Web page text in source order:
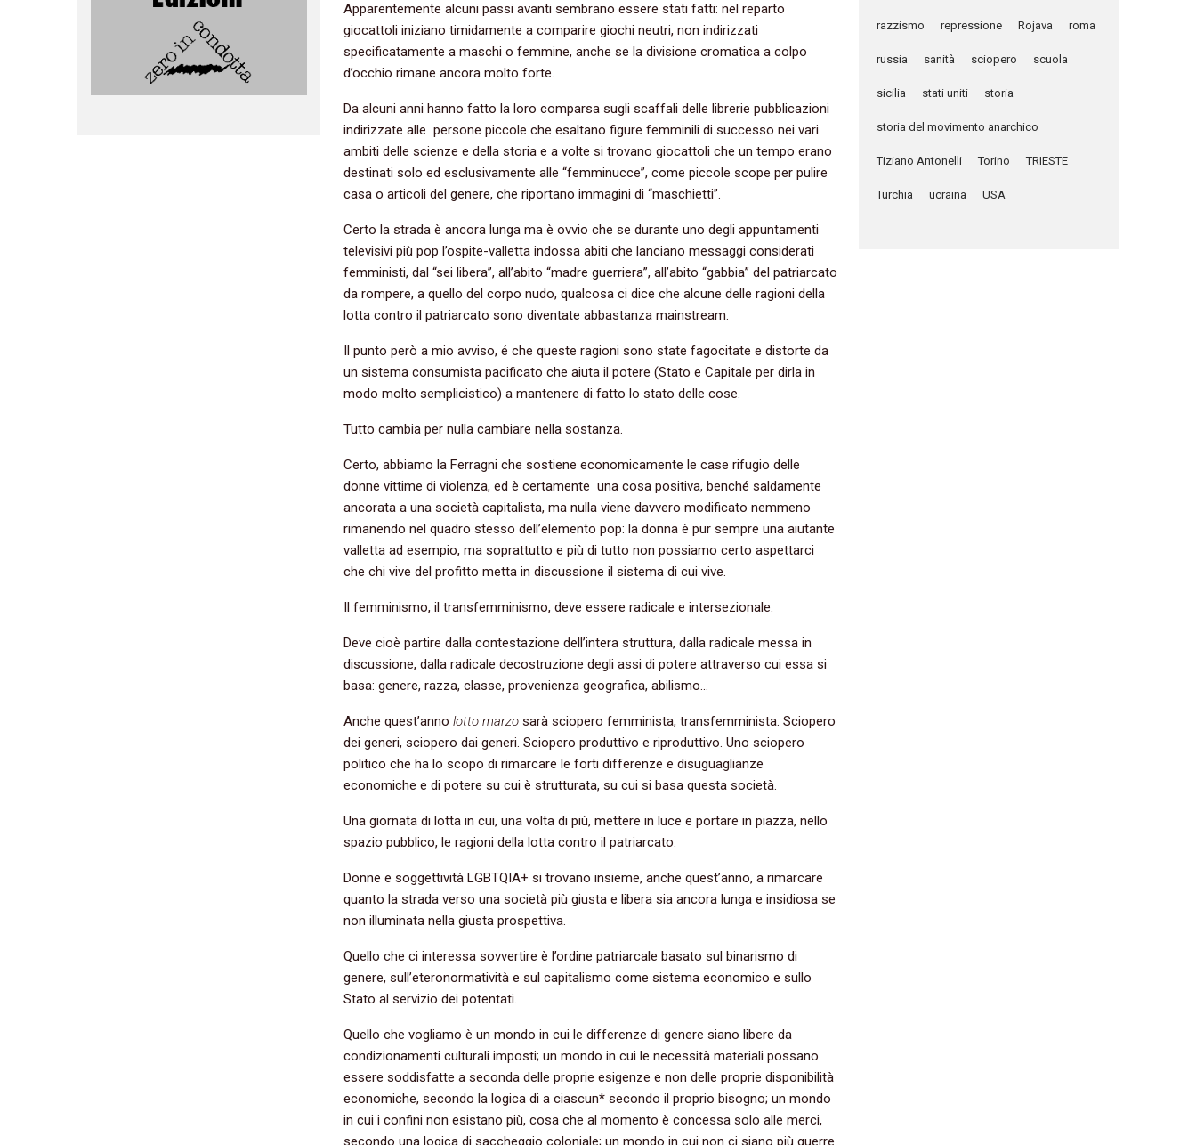
Apparentemente alcuni passi avanti sembrano essere stati fatti: nel reparto
giocattoli iniziano timidamente a comparire giochi neutri, non indirizzati
specificatamente a maschi o femmine, anche se la divisione cromatica a colpo
d’occhio rimane ancora molto forte.
Da alcuni anni hanno fatto la loro comparsa sugli scaffali delle librerie pubblicazioni
indirizzate alle persone piccole che esaltano figure femminili di successo nei vari
ambiti delle scienze e della storia e a volte si trovano giocattoli che un tempo erano
destinati solo ed esclusivamente alle “femminucce”, come piccole scope per pulire
casa o articoli del genere, che riportano immagini di “maschietti”.
Certo la strada è ancora lunga ma è ovvio che se durante uno degli appuntamenti
televisivi più pop l’ospite-valletta indossa abiti che lanciano messaggi considerati
femministi, dal “sei libera”, all’abito “madre guerriera”, all’abito “gabbia” del patriarcato
da rompere, a quello del corpo nudo, qualcosa ci dice che alcune delle ragioni della
lotta contro il patriarcato sono diventate abbastanza mainstream.
Il punto però a mio avviso, é che queste ragioni sono state fagocitate e distorte da
un sistema consumista pacificato che aiuta il potere (Stato e Capitale per dirla in
modo molto semplicistico) a mantenere di fatto lo stato delle cose.
Tutto cambia per nulla cambiare nella sostanza.
Certo, abbiamo la Ferragni che sostiene economicamente le case rifugio delle
donne vittime di violenza, ed è certamente una cosa positiva, benché saldamente
ancorata a una società capitalista, ma nulla viene davvero modificato nemmeno
rimanendo nel quadro stesso dell’elemento pop: la donna è pur sempre una aiutante
valletta ad esempio, ma soprattutto e più di tutto non possiamo certo aspettarci
che chi vive del profitto metta in discussione il sistema di cui vive.
Il femminismo, il transfemminismo, deve essere radicale e intersezionale.
Deve cioè partire dalla contestazione dell’intera struttura, dalla radicale messa in
discussione, dalla radicale decostruzione degli assi di potere attraverso cui essa si
basa: genere, razza, classe, provenienza geografica, abilismo…
Anche quest’anno lotto marzosarà sciopero femminista, transfemminista. Sciopero
dei generi, sciopero dai generi. Sciopero produttivo e riproduttivo. Uno sciopero
politico che ha lo scopo di rimarcare le forti differenze e disuguaglianze
economiche e di potere su cui è strutturata, su cui si basa questa società.
Una giornata di lotta in cui, una volta di più, mettere in luce e portare in piazza, nello
spazio pubblico, le ragioni della lotta contro il patriarcato.
Donne e soggettività LGBTQIA+ si trovano insieme, anche quest’anno, a rimarcare
quanto la strada verso una società più giusta e libera sia ancora lunga e insidiosa se
non illuminata nella giusta prospettiva.
Quello che ci interessa sovvertire è l’ordine patriarcale basato sul binarismo di
genere, sull’eteronormatività e sul capitalismo come sistema economico e sullo
Stato al servizio dei potentati.
Quello che vogliamo è un mondo in cui le differenze di genere siano libere da
condizionamenti culturali imposti; un mondo in cui le necessità materiali possano
essere soddisfatte a seconda delle proprie esigenze e non delle proprie disponibilità
economiche, secondo la logica di a ciascun* secondo il proprio bisogno; un mondo
in cui i confini non esistano più, cosa che al momento è concessa solo alle merci,
secondo una logica di saccheggio coloniale; un mondo in cui non ci siano più guerre
razzismo repressione Rojava roma
russia sanità sciopero scuola
sicilia stati uniti storia
storia del movimento anarchico
Tiziano Antonelli Torino TRIESTE
Turchia ucraina USA